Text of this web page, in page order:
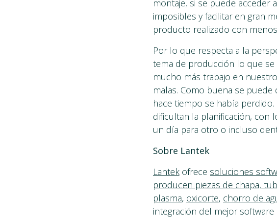
montaje, si se puede acceder
imposibles y facilitar en gran
producto realizado con
Por lo que respecta a la
tema de producción lo que se
mucho más trabajo en
malas. Como buena se
hace tiempo se había
dificultan la planificación, con
un día para otro o incluso
Sobre Lantek
Lantek ofrece soluciones
producen piezas de chapa,
plasma, oxicorte, chorro de
integración del mejor